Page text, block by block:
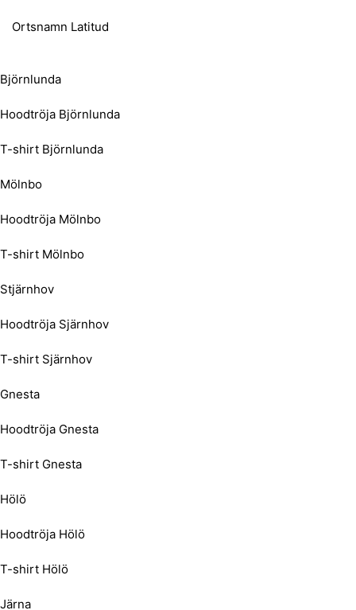
Ortsnamn Latitud
Björnlunda
Hoodtröja Björnlunda
T-shirt Björnlunda
Mölnbo
Hoodtröja Mölnbo
T-shirt Mölnbo
Stjärnhov
Hoodtröja Sjärnhov
T-shirt Sjärnhov
Gnesta
Hoodtröja Gnesta
T-shirt Gnesta
Hölö
Hoodtröja Hölö
T-shirt Hölö
Järna